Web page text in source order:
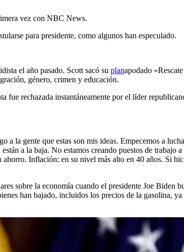
vez con NBC News.
para presidente, como algunos han especulado.
el año pasado. Scott sacó su planapodado
género, crimen y educación.
fue rechazada instantáneamente por el líder
a la gente que estas son mis ideas. Empecemos a
a la baja. No estamos creando puestos de
Inflación: en su nivel más alto en 40 años. Si
sobre la economía cuando el presidente Joe Biden
han bajado, incluidos los precios de la gasolina,